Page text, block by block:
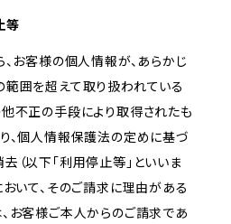
等
、お客様の個人情報が、あらかじ
囲を超えて取り扱われている
不正の手段により取得されたも
、個人情報保護法の定めに基づ
（以下「利用停止等」といいま
おいて、そのご請求に理由がある
お客様ご本人からのご請求であ